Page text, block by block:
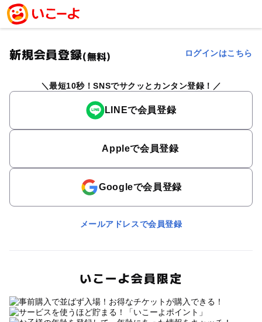
新規会員登録(無料) ログインはこちら
最短10秒！SNSでサクッとカンタン登録！
LINEで会員登録
Appleで会員登録
Googleで会員登録
メールアドレスで会員登録
いこーよ会員限定